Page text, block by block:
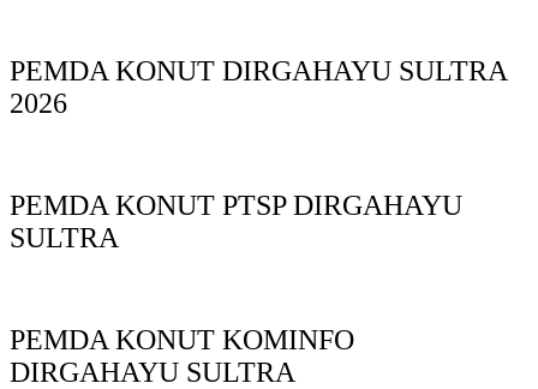
PEMDA KONUT DIRGAHAYU SULTRA
2026
PEMDA KONUT PTSP DIRGAHAYU
SULTRA
PEMDA KONUT KOMINFO
DIRGAHAYU SULTRA